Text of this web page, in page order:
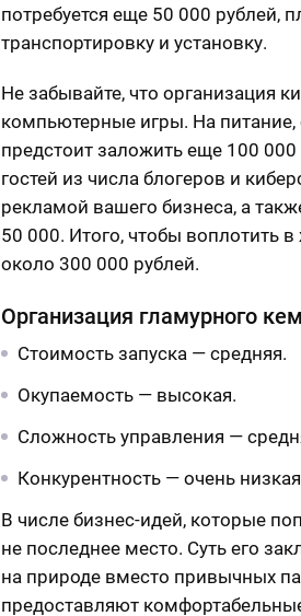
потребуется еще 50 000 рублей,
транспортировку и установку.
Не забывайте, что организация
компьютерные игры. На питание,
предстоит заложить еще 100
гостей из числа блогеров и
рекламой вашего бизнеса, а
50 000. Итого, чтобы воплотить
около 300 000 рублей.
Организация гламурного
Стоимость запуска — средняя.
Окупаемость — высокая.
Сложность управления —
Конкурентность — очень
В числе бизнес-идей, которые
не последнее место. Суть его
на природе вместо привычных
предоставляют